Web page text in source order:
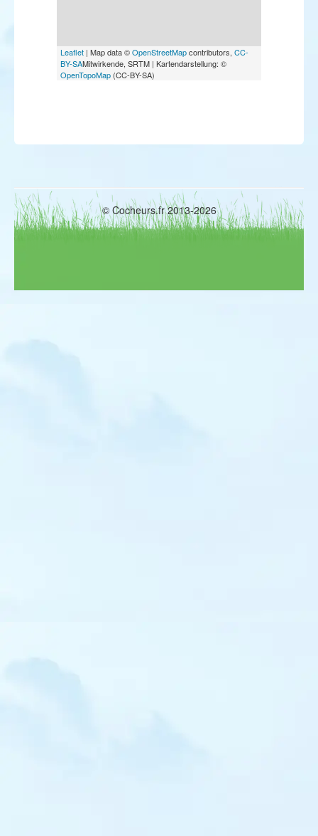
Leaflet | Map data ©OpenStreetMapcontributors, CC-
BY-SAMitwirkende, SRTM | Kartendarstellung: ©
OpenTopoMap (CC-BY-SA)
© Cocheurs.fr 2013-2026